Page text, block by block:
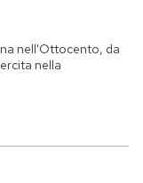
nell'Ottocento, da
nella